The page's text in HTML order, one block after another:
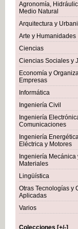
Agronomía,
Medio Natural
Arquitectura y
Arte y Humanidades
Ciencias
Ciencias Sociales y
Economía y
Empresas
Informática
Ingeniería Civil
Ingeniería
Comunicaciones
Ingeniería
Eléctrica y Motores
Ingeniería Mecánica
Materiales
Lingüística
Otras Tecnologías y
Aplicadas
Varios
Colecciones [+/-]